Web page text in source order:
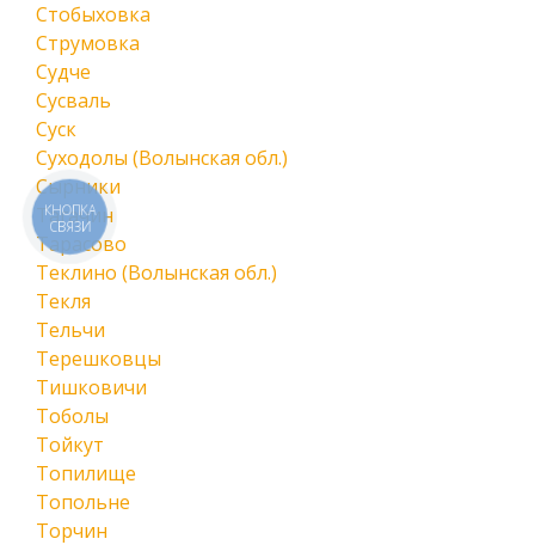
Стобыховка
Струмовка
Судче
Сусваль
Суск
Суходолы (Волынская обл.)
Сырники
Тагачин
Тарасово
Теклино (Волынская обл.)
Текля
Тельчи
Терешковцы
Тишковичи
Тоболы
Тойкут
Топилище
Топольне
Торчин
КНОПКА
СВЯЗИ